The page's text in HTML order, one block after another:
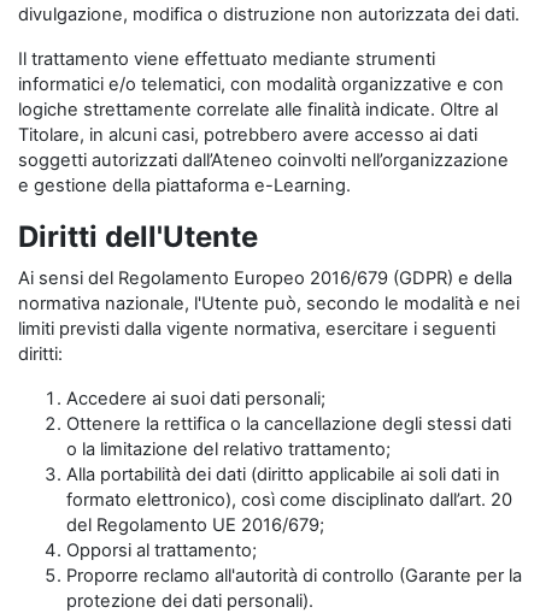
divulgazione, modifica o distruzione non autorizzata dei dati.
Il trattamento viene effettuato mediante strumenti
informatici e/o telematici, con modalità organizzative e con
logiche strettamente correlate alle finalità indicate. Oltre al
Titolare, in alcuni casi, potrebbero avere accesso ai dati
soggetti autorizzati dall’Ateneo coinvolti nell’organizzazione
e gestione della piattaforma e-Learning.
Diritti dell'Utente
Ai sensi del Regolamento Europeo 2016/679 (GDPR) e della
normativa nazionale, l'Utente può, secondo le modalità e nei
limiti previsti dalla vigente normativa, esercitare i seguenti
diritti:
Accedere ai suoi dati personali;
Ottenere la rettifica o la cancellazione degli stessi dati
o la limitazione del relativo trattamento;
Alla portabilità dei dati (diritto applicabile ai soli dati in
formato elettronico), così come disciplinato dall’art. 20
del Regolamento UE 2016/679;
Opporsi al trattamento;
Proporre reclamo all'autorità di controllo (Garante per la
protezione dei dati personali).